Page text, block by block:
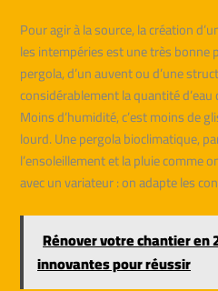
Pour agir à la source, la création
les intempéries est une très bonne
pergola, d’un auvent ou d’une
considérablement la quantité
Moins d’humidité, c’est moins de
lourd. Une pergola bioclimatique,
l’ensoleillement et la pluie comme
avec un variateur : on adapte les
Rénover votre chantier en
innovantes pour réussir